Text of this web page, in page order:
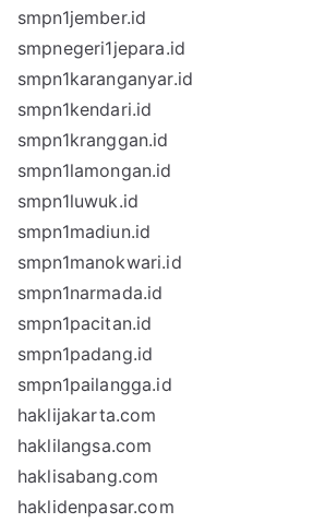
smpn1jember.id
smpnegeri1jepara.id
smpn1karanganyar.id
smpn1kendari.id
smpn1kranggan.id
smpn1lamongan.id
smpn1luwuk.id
smpn1madiun.id
smpn1manokwari.id
smpn1narmada.id
smpn1pacitan.id
smpn1padang.id
smpn1pailangga.id
haklijakarta.com
haklilangsa.com
haklisabang.com
haklidenpasar.com